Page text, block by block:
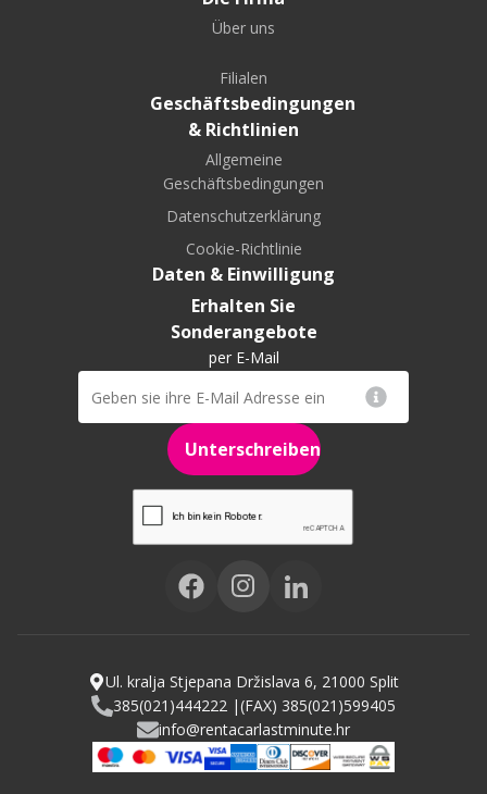
Über uns
Filialen
Geschäftsbedingungen
& Richtlinien
Allgemeine
Geschäftsbedingungen
Datenschutzerklärung
Cookie-Richtlinie
Daten & Einwilligung
Erhalten Sie
Sonderangebote
per E-Mail
Unterschreiben
Ul. kralja Stjepana Držislava 6, 21000 Split
385(021)444222 |(FAX) 385(021)599405
info@rentacarlastminute.hr